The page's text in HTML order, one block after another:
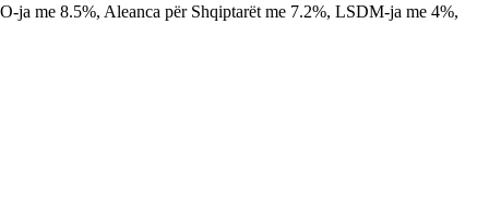
ja me 8.5%, Aleanca për Shqiptarët me 7.2%, LSDM-ja me 4%,